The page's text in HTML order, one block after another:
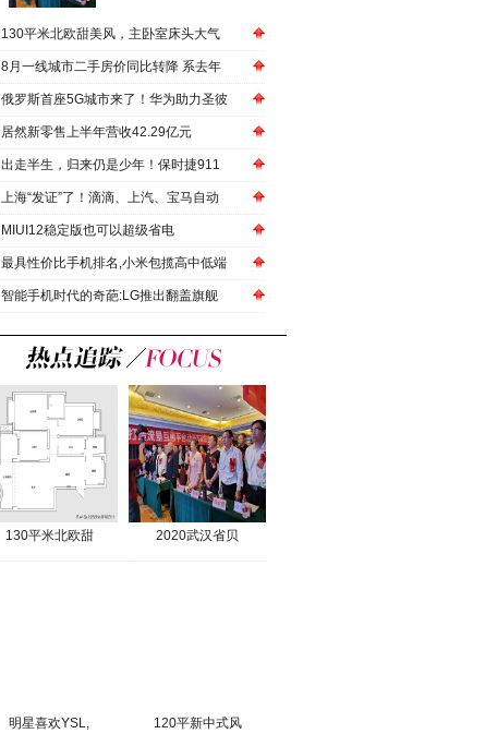
130平米北欧甜美风，主卧室床头大气
8月一线城市二手房价同比转降 系去年
俄罗斯首座5G城市来了！华为助力圣彼
居然新零售上半年营收42.29亿元
出走半生，归来仍是少年！保时捷911
上海“发证”了！滴滴、上汽、宝马自动
MIUI12稳定版也可以超级省电
最具性价比手机排名,小米包揽高中低端
智能手机时代的奇葩:LG推出翻盖旗舰
130平米北欧甜 2020武汉省贝
明星喜欢YSL, 120平新中式风